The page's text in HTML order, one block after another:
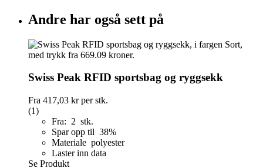
Andre har også sett på
Swiss Peak RFID sportsbag og ryggsekk
Fra 417,03 krper stk.
(1)
Fra: 2 stk.
Spar opp til 38%
Materiale polyester
Laster inn data
Se Produkt